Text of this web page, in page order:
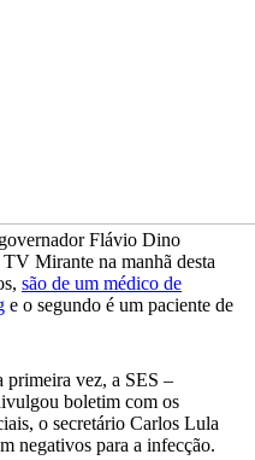
Flávio Dino
Mirante na manhã desta
são de um médico de
e o segundo é um paciente de
primeira vez, a SES –
boletim com os
o secretário Carlos Lula
negativos para a infecção.